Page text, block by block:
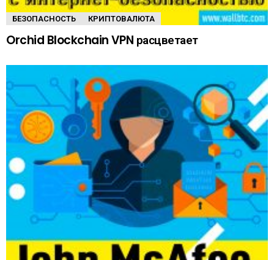
БЕЗОПАСНОСТЬ КРИПТОВАЛЮТА
Orchid Blockchain VPN расцветает